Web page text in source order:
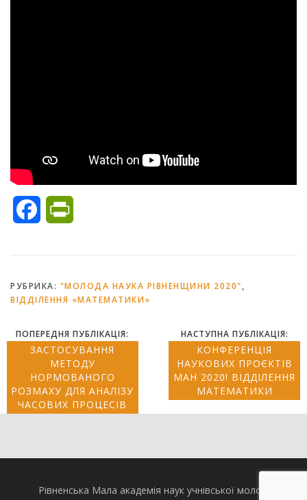
Facebook
РУБРИКА: "МОЛОДА НАУКА РІВНЕНЩИНИ 2020",
ВІДДІЛЕННЯ «МАТЕМАТИКИ»
ПОПЕРЕДНЯ ПУБЛІКАЦІЯ:
ЗАСТОСУВАННЯ
МЕТОДУ
НОРМОВАНОГО
РОЗМАХУ ДЛЯ АНАЛІЗУ
ЧАСОВИХ ПРОЦЕСІВ
НАСТУПНА ПУБЛІКАЦІЯ:
КОНФЕРЕНЦІЯ
НАУКОВИХ ПРОЄКТІВ
МАН 2020! ВІДДІЛЕННЯ
МАТЕМАТИКИ
Рівненська Мала академія наук учнівської молоді